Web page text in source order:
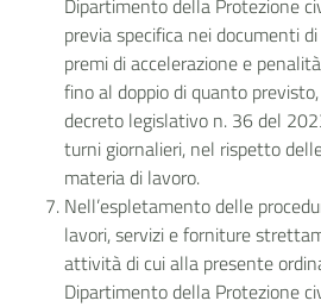
Dipartimento della Protezione
previa specifica nei documenti
premi di accelerazione e
fino al doppio di quanto
decreto legislativo n. 36 del
turni giornalieri, nel rispetto
materia di lavoro.
Nell’espletamento delle
lavori, servizi e forniture
attività di cui alla presente
Dipartimento della Protezione